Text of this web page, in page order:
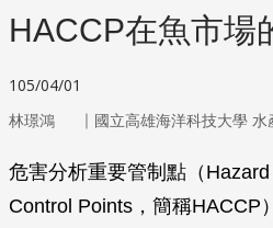
HACCP在魚市場
105/04/01
林璟鴻 ｜ 國立高雄海洋科技大學 水
危害分析重要管制點（
Control Points，簡稱HACCP